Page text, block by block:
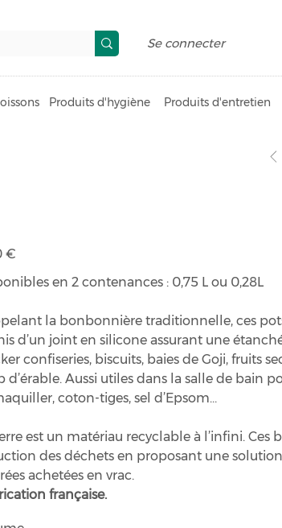
Produits d'hygiène Produits d'entretien
Se connecter
€
en 2 contenances : 0,75 L ou 0,28L
la bonbonnière traditionnelle, ces
d’un joint en silicone assurant une
confiseries, biscuits, baies de Goji, fruits
d’érable. Aussi utiles dans la salle de bain
coton-tiges, sel d’Epsom…
est un matériau recyclable à l’infini. Ces
des déchets en proposant une
achetées en vrac.
française.